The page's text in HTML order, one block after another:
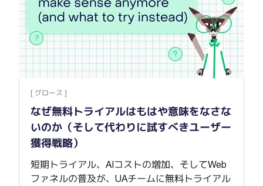
[ グロース ]
なぜ無料トライアルはもはや意味をなさな
いのか（そして代わりに試すべきユーザー
獲得戦略）
短期トライアル、AIコストの増加、そしてWeb
ファネルの普及が、UAチームに無料トライアル